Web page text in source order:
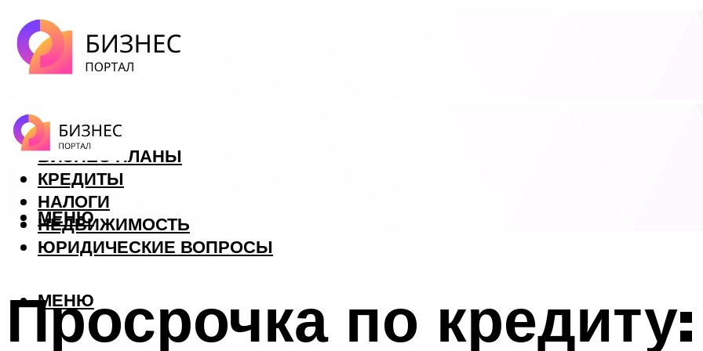
ФОРЕКС
БИЗНЕС ПЛАНЫ
КРЕДИТЫ
НАЛОГИ
НЕДВИЖИМОСТЬ
ЮРИДИЧЕСКИЕ ВОПРОСЫ
МЕНЮ
МЕНЮ
Просрочка по